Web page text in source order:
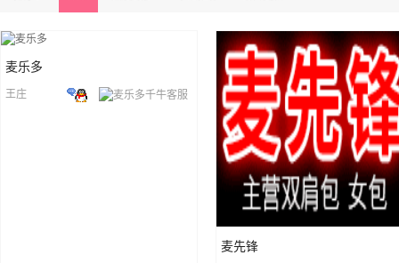
麦乐多
王庄
麦先锋